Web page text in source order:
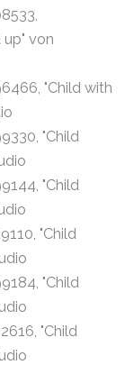
up" von
"Child with
"Child
"Child
"Child
"Child
"Child